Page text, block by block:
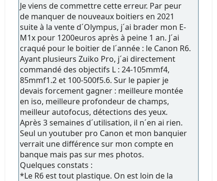
Je viens de commettre cette erreur. Par peur
de manquer de nouveaux boitiers en 2021
suite à la vente d´Olympus, j´ai brader mon E-
M1x pour 1200euros après à peine 1 an. J´ai
craqué pour le boitier de l´année : le Canon R6.
Ayant plusieurs Zuiko Pro, j´ai directement
commandé des objectifs L : 24-105mmf4,
85mmf1.2 et 100-500f5.6. Sur le papier je
devais forcement gagner : meilleure montée
en iso, meilleure profondeur de champs,
meilleur autofocus, détections des yeux.
Après 3 semaines d´utilisation, il n´en ai rien.
Seul un youtuber pro Canon et mon banquier
verrait une différence sur mon compte en
banque mais pas sur mes photos.
Quelques constats :
*Le R6 est tout plastique. On est loin de la